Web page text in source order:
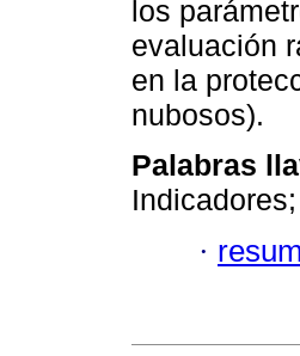
los
evaluación
en la
nubosos).
Palabras
·